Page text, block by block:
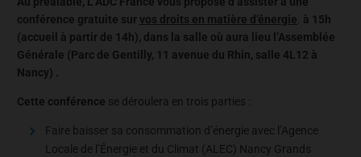
conférence gratuite sur vos droits en matière d’énergie à 15h
(accueil à partir de 14h), dans la salle où aura lieu l’Assemblée
Générale (Parc de Gentilly, 11 avenue du Rhin, salle 4L12 à
Nancy) .
Cette conférence se déroulera en trois parties :
Faire baisser sa consommation d’énergie avec l’Agence
Locale de l’Énergie et du Climat (ALEC) Nancy Grands